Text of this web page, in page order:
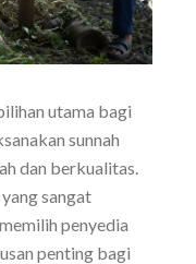
utama bagi
sunnah
dan berkualitas.
sangat
penyedia
penting bagi